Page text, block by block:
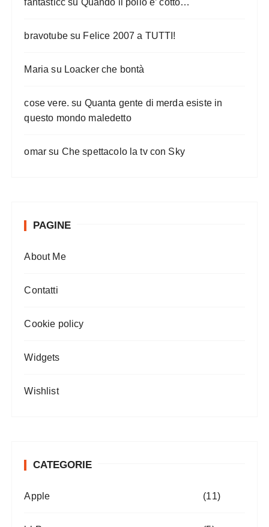
fantasticc su Quando il pollo e’ cotto…
bravotubesu Felice 2007 a TUTTI!
Maria su Loacker che bontà
cose vere. su Quanta gente di merda esiste in
questo mondo maledetto
omar su Che spettacolo la tv con Sky
PAGINE
About Me
Contatti
Cookie policy
Widgets
Wishlist
CATEGORIE
Apple (11)